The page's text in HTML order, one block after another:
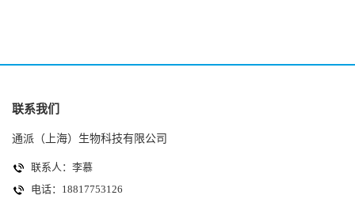
联系我们
通派（上海）生物科技有限公司
联系人：李慕
电话：18817753126